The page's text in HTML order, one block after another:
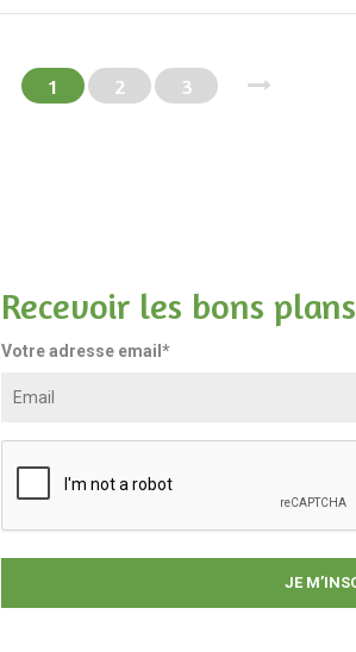
1 2 3
Recevoir les bons plans
Votre adresse email*